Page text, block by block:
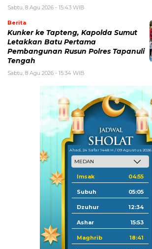
Sabtu, 8 Agu 2026 - 15:43 WIB
Berita
Kunker ke Tapteng, Kapolda Sumut
Letakkan Batu Pertama
Pembangunan Rusun Polres Tapanuli
Tengah
Sabtu, 8 Agu 2026 - 15:34 WIB
Ahad, 24 Safar 1448 H / 09 Agustus 2026
Imsak 04:55
Subuh 05:05
Dzuhur 12:34
Ashar 15:53
Maghrib 18:41